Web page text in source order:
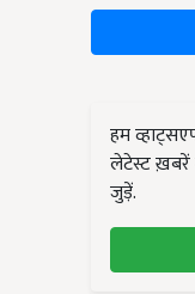
हम
लेटेस्ट ख़बरें
जुड़ें.